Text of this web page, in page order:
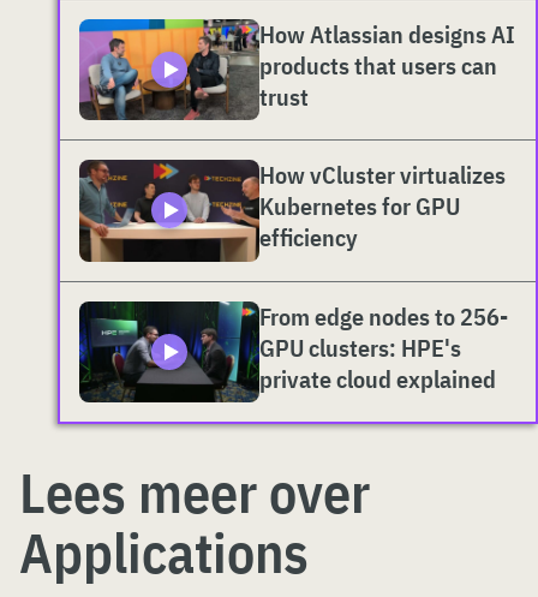
How Atlassian designs AI
products that users can
trust
How vCluster virtualizes
Kubernetes for GPU
efficiency
From edge nodes to 256-
GPU clusters: HPE's
private cloud explained
Lees meer over
Applications